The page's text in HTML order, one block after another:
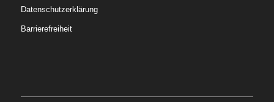
Datenschutzerklärung
Barrierefreiheit